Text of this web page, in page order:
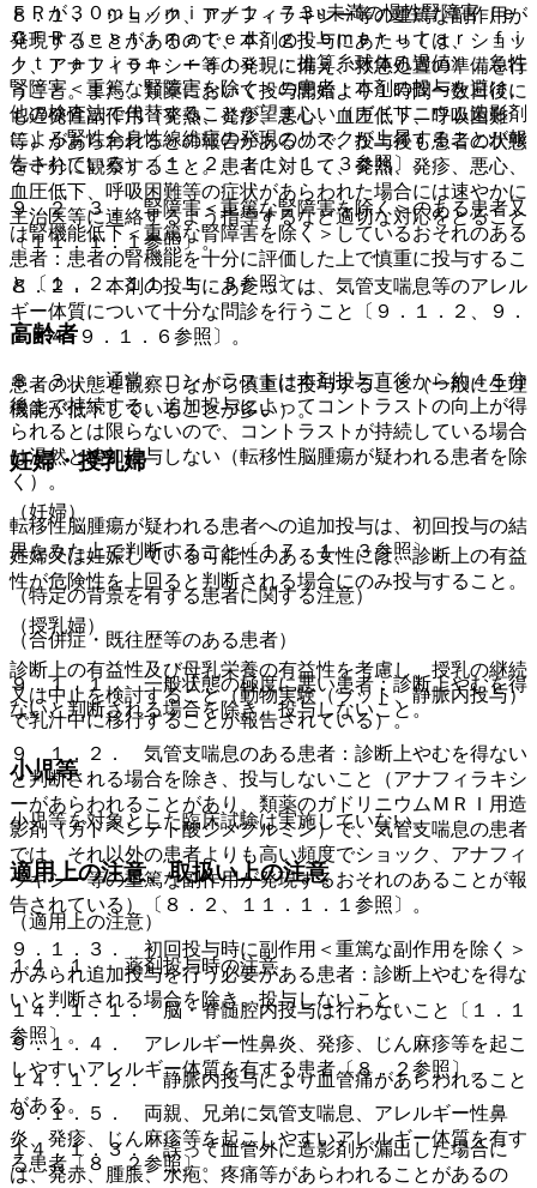
ＦＲが３０ｍＬ／ｍｉｎ／１．７３u未満の慢性腎障害（ｅ
ＧＦＲ（ｅｓｔｉｍａｔｅｄ ｇｌｏｍｅｒｕｌａｒ ｆｉ
ｌｔｒａｔｉｏｎ ｒａｔｅ）：推算糸球体ろ過値）、急性
腎障害＜重篤な腎障害を除く＞の患者：本剤の投与を避け、
他の検査法で代替することが望ましい（ガドリニウム造影剤
による腎性全身性線維症の発現のリスクが上昇することが報
告されている）〔１．２、１１．１．３参照〕。
９．２．３． 腎障害＜重篤な腎障害を除く＞のある患者又
は腎機能低下＜重篤な腎障害を除く＞しているおそれのある
患者：患者の腎機能を十分に評価した上で慎重に投与するこ
と〔１．２、１１．１．３参照〕。
高齢者
患者の状態を観察しながら慎重に投与すること（一般に生理
機能が低下していることが多い）。
妊婦・授乳婦
（妊婦）
妊婦又は妊娠している可能性のある女性には、診断上の有益
性が危険性を上回ると判断される場合にのみ投与すること。
（授乳婦）
診断上の有益性及び母乳栄養の有益性を考慮し、授乳の継続
又は中止を検討すること（動物実験（ラット、静脈内投与）
で乳汁中に移行することが報告されている）。
小児等
小児等を対象とした臨床試験は実施していない。
適用上の注意、取扱い上の注意
（適用上の注意）
１４．１． 薬剤投与時の注意
１４．１．１． 脳・脊髄腔内投与は行わないこと〔１．１
参照〕。
１４．１．２． 静脈内投与により血管痛があらわれること
がある。
１４．１．３． 誤って血管外に造影剤が漏出した場合に
は、発赤、腫脹、水疱、疼痛等があらわれることがあるの
８．１． ショック、アナフィラキシー等の重篤な副作用が
発現することがあるので、本剤の投与にあたっては、ショッ
ク、アナフィラキシー等の発現に備え、救急処置の準備を行
うこと。また、類薬において投与開始より１時間〜数日後に
も遅発性副作用（発熱、発疹、悪心、血圧低下、呼吸困難
等）があらわれるとの報告があるので、投与後も患者の状態
を十分に観察すること。患者に対して、発熱、発疹、悪心、
血圧低下、呼吸困難等の症状があらわれた場合には速やかに
主治医等に連絡するよう指導するなど適切な対応をとること
〔１１．１．１参照〕。
８．２． 本剤の投与にあたっては、気管支喘息等のアレル
ギー体質について十分な問診を行うこと〔９．１．２、９．
１．４−９．１．６参照〕。
８．３． 通常、コントラストは本剤投与直後から約４５分
後まで持続する。追加投与によってコントラストの向上が得
られるとは限らないので、コントラストが持続している場合
は漫然と追加投与しない（転移性脳腫瘍が疑われる患者を除
く）。
転移性脳腫瘍が疑われる患者への追加投与は、初回投与の結
果をみた上で判断すること〔１７．１．３参照〕。
（特定の背景を有する患者に関する注意）
（合併症・既往歴等のある患者）
９．１．１． 一般状態の極度に悪い患者：診断上やむを得
ないと判断される場合を除き、投与しないこと。
９．１．２． 気管支喘息のある患者：診断上やむを得ない
と判断される場合を除き、投与しないこと（アナフィラキシ
ーがあらわれることがあり、類薬のガドリニウムＭＲＩ用造
影剤（ガドペンテト酸ジメグルミン）で、気管支喘息の患者
では、それ以外の患者よりも高い頻度でショック、アナフィ
ラキシー等の重篤な副作用が発現するおそれのあることが報
告されている）〔８．２、１１．１．１参照〕。
９．１．３． 初回投与時に副作用＜重篤な副作用を除く＞
がみられ追加投与を行う必要がある患者：診断上やむを得な
いと判断される場合を除き、投与しないこと。
９．１．４． アレルギー性鼻炎、発疹、じん麻疹等を起こ
しやすいアレルギー体質を有する患者〔８．２参照〕。
９．１．５． 両親、兄弟に気管支喘息、アレルギー性鼻
炎、発疹、じん麻疹等を起こしやすいアレルギー体質を有す
る患者〔８．２参照〕。